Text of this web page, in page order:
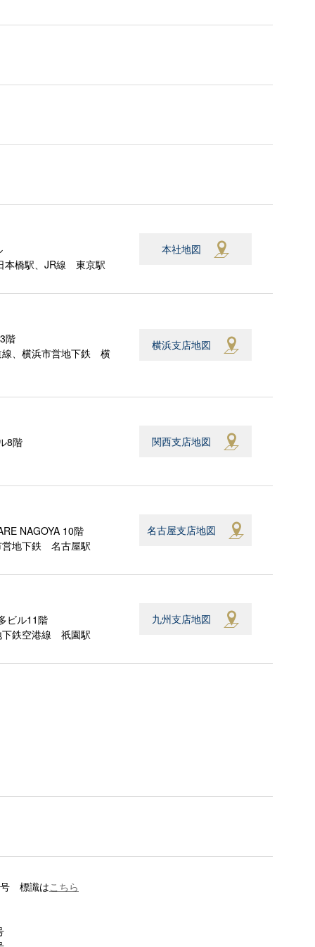
本橋駅、JR線 東京駅
本社地図
階
線、横浜市営地下鉄 横
横浜支店地図
8階
関西支店地図
NAGOYA 10階
営地下鉄 名古屋駅
名古屋支店地図
ビル11階
下鉄空港線 祇園駅
九州支店地図
号 標識はこちら